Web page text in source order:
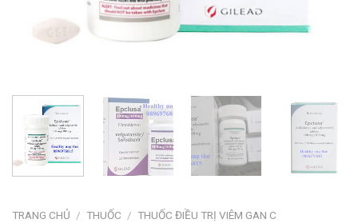
TRANG CHỦ / THUỐC / THUỐC ĐIỀU TRỊ VIÊM GAN C